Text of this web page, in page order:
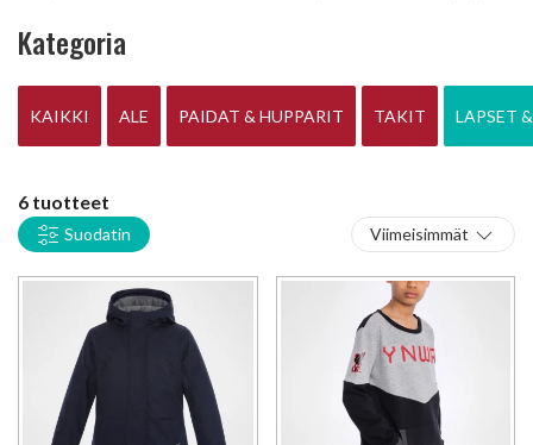
collegepaitoja ja huppareita meiltä Sam Doddsilta. Kaikki
Kategoria
KAIKKI ALE PAIDAT & HUPPARIT TAKIT LAPSET
6 tuotteet
Suodatin Viimeisimmät